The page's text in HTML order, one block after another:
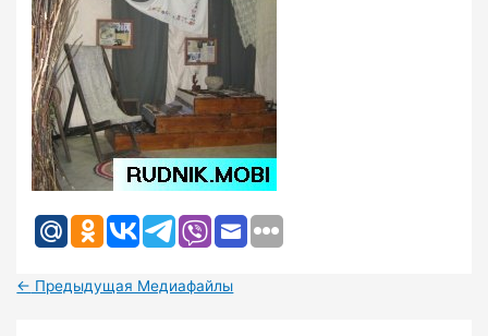
← Предыдущая Медиафайлы